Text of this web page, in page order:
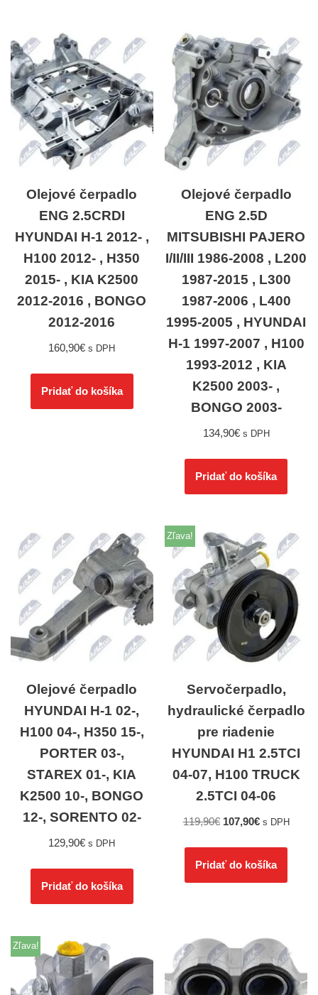
Olejové čerpadlo
ENG 2.5CRDI
HYUNDAI H-1 2012- ,
H100 2012- , H350
2015- , KIA K2500
2012-2016 , BONGO
2012-2016
160,90€ s DPH
Pridať do košíka
Olejové čerpadlo
ENG 2.5D
MITSUBISHI PAJERO
I/II/III 1986-2008 , L200
1987-2015 , L300
1987-2006 , L400
1995-2005 , HYUNDAI
H-1 1997-2007 , H100
1993-2012 , KIA
K2500 2003- ,
BONGO 2003-
134,90€ s DPH
Pridať do košíka
Olejové čerpadlo
HYUNDAI H-1 02-,
H100 04-, H350 15-,
PORTER 03-,
STAREX 01-, KIA
K2500 10-, BONGO
12-, SORENTO 02-
129,90€ s DPH
Pridať do košíka
Zľava!
Servočerpadlo,
hydraulické čerpadlo
pre riadenie
HYUNDAI H1 2.5TCI
04-07, H100 TRUCK
2.5TCI 04-06
119,90€ 107,90€ s DPH
Pridať do košíka
Zľava!